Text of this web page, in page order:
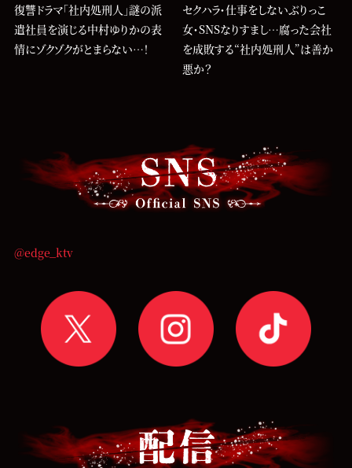
復讐ドラマ「社内処刑人」謎の派
遣社員を演じる中村ゆりかの表
情にゾクゾクがとまらない…！
セクハラ・仕事をしないぶりっこ
女・SNSなりすまし…腐った会社
を成敗する“社内処刑人”は善か
悪か？
@edge_ktv